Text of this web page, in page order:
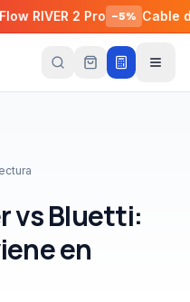
2 Pro −5% Cable de
vs Bluetti:
en